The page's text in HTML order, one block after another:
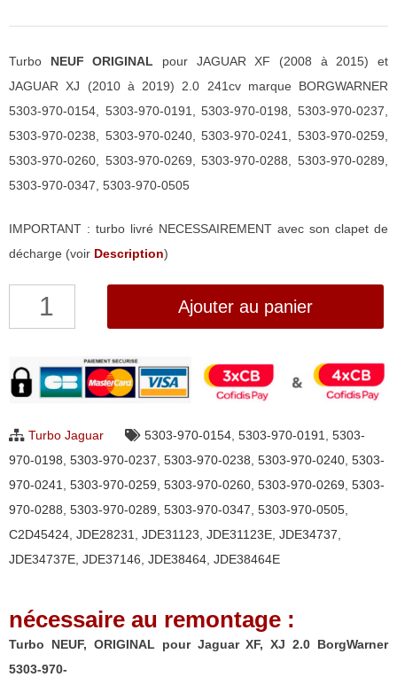
Turbo NEUF ORIGINAL pour JAGUAR XF (2008 à 2015) et
JAGUAR XJ (2010 à 2019) 2.0 241cv marque BORGWARNER
5303-970-0154, 5303-970-0191, 5303-970-0198, 5303-970-0237,
5303-970-0238, 5303-970-0240, 5303-970-0241, 5303-970-0259,
5303-970-0260, 5303-970-0269, 5303-970-0288, 5303-970-0289,
5303-970-0347, 5303-970-0505
IMPORTANT : turbo livré NECESSAIREMENT avec son clapet de
décharge (voir Description)
quantité
NEUF,
ORIGINAL
Jaguar
BorgWarner
0154/-0191/-0198/-0237/-0238/-0240/-0241/-0259/-0260/-0269/-
Ajouter au panier
Turbo Jaguar 5303-970-0154 5303-970-0191
5303-
970-0198 5303-970-0237 5303-970-0238 5303-970-0240 5303-
970-0241
5303-970-0259 5303-970-0260 5303-970-0269 5303-
970-0288 5303-970-0289 5303-970-0347 5303-970-0505
C2D45424 JDE28231 JDE31123 JDE31123E JDE34737
JDE34737E JDE37146 JDE38464 JDE38464E
nécessaire au remontage :
Turbo NEUF, ORIGINAL pour Jaguar XF, XJ 2.0 BorgWarner
5303-970-